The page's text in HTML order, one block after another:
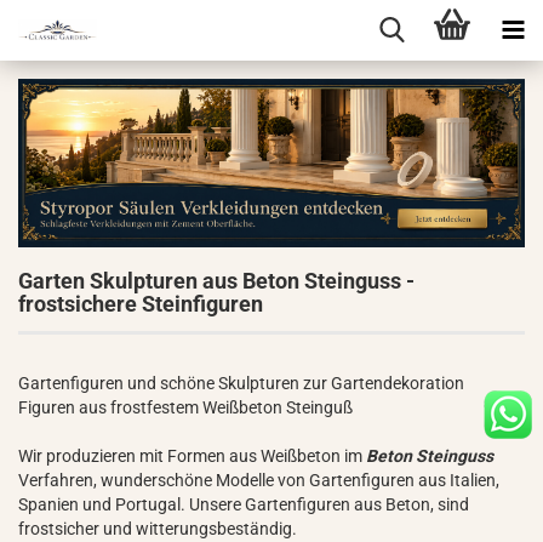
Garten Skulpturen aus Beton Steinguss -
frostsichere Steinfiguren
Gartenfiguren und schöne Skulpturen zur Gartendekoration
Figuren aus frostfestem Weißbeton Steinguß
Wir produzieren mit Formen aus Weißbeton im Beton Steinguss
Verfahren, wunderschöne Modelle von Gartenfiguren aus Italien,
Spanien und Portugal. Unsere Gartenfiguren aus Beton, sind
frostsicher und witterungsbeständig.